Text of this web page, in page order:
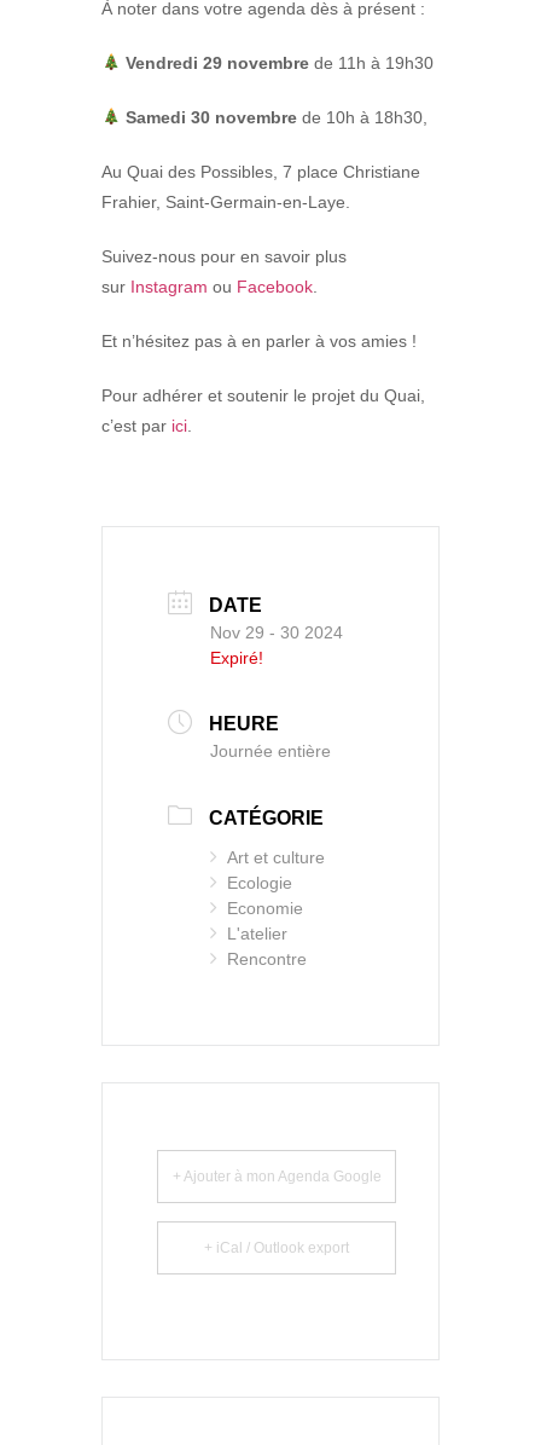
À noter dans votre agenda dès à présent :
Vendredi 29 novembrede 11h à 19h30
Samedi 30 novembrede 10h à 18h30,
Au Quai des Possibles, 7 place Christiane
Frahier, Saint-Germain-en-Laye.
Suivez-nous pour en savoir plus
sur Instagram ou Facebook
Et n’hésitez pas à en parler à vos amies !
Pour adhérer et soutenir le projet du Quai,
c’est par ici
DATE
Nov 29 - 30 2024
Expiré!
HEURE
Journée entière
CATÉGORIE
Art et culture
Ecologie
Economie
L'atelier
Rencontre
+ Ajouter à mon Agenda Google
+ iCal / Outlook export